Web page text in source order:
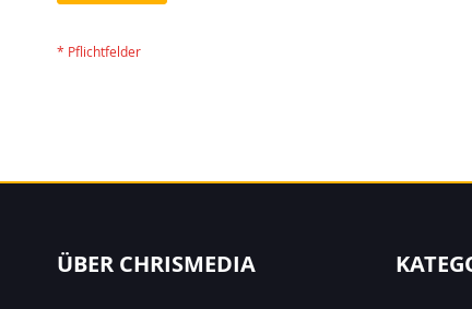
ÜBER CHRISMEDIA